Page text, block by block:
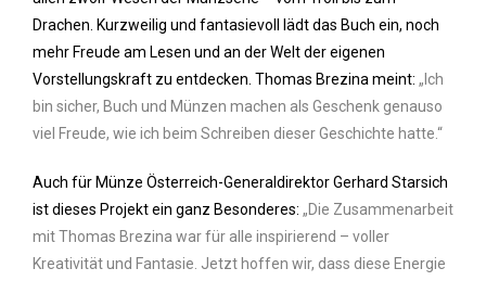
Drachen. Kurzweilig und fantasievoll lädt das Buch ein, noch
mehr Freude am Lesen und an der Welt der eigenen
Vorstellungskraft zu entdecken. Thomas Brezina meint: „Ich
bin sicher, Buch und Münzen machen als Geschenk genauso
viel Freude, wie ich beim Schreiben dieser Geschichte hatte.“
Auch für Münze Österreich-Generaldirektor Gerhard Starsich
ist dieses Projekt ein ganz Besonderes: „Die Zusammenarbeit
mit Thomas Brezina war für alle inspirierend – voller
Kreativität und Fantasie. Jetzt hoffen wir, dass diese Energie